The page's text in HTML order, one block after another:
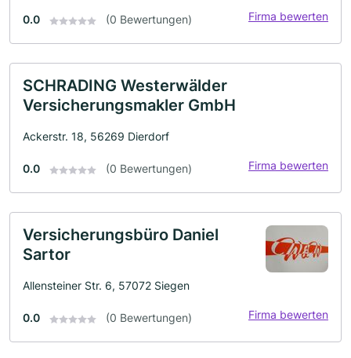
0.0 (0 Bewertungen) Firma bewerten
SCHRADING Westerwälder
Versicherungsmakler GmbH
Ackerstr. 18, 56269 Dierdorf
0.0 (0 Bewertungen) Firma bewerten
Versicherungsbüro Daniel
Sartor
Allensteiner Str. 6, 57072 Siegen
0.0 (0 Bewertungen) Firma bewerten